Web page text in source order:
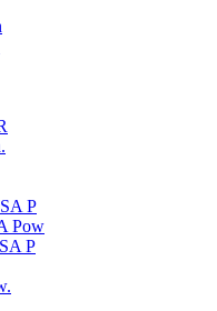
P
Pow
P